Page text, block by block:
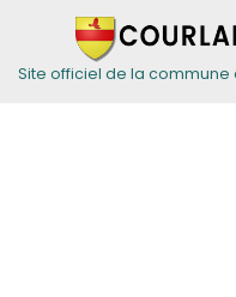
Aller
Site officiel de la commune